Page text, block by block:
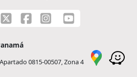
0815-00507, Zona 4